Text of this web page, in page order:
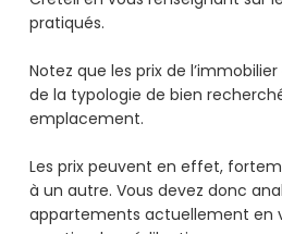
pratiqués.
Notez que les prix de
de la typologie de bien
emplacement.
Les prix peuvent en effet,
à un autre. Vous devez donc
appartements actuellement en